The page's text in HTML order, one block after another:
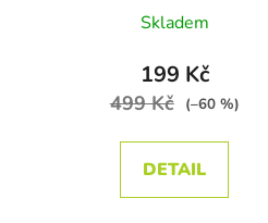
Skladem
199 Kč
499 Kč (–60 %)
DETAIL